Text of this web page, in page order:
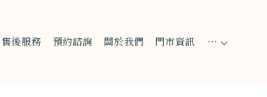
售後服務 預約諮詢 關於我們 門市資訊 …